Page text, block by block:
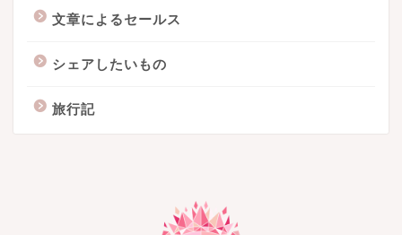
文章によるセールス
シェアしたいもの
旅行記